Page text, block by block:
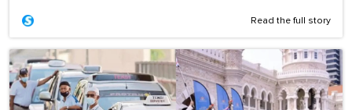
Read the full story